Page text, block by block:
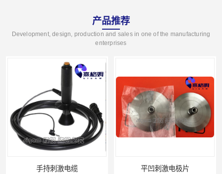
产品推荐
Development, design, production and sales in one of the manufacturing
enterprises
手持刺激电缆 平凹刺激电极片